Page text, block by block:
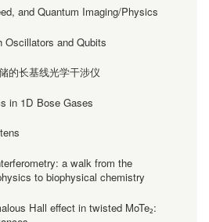
and Quantum Imaging/Physics
Oscillators and Qubits
的长基线光学干涉仪
in 1D Bose Gases
a walk from the
to biophysical chemistry
Hall effect in twisted MoTe₂: